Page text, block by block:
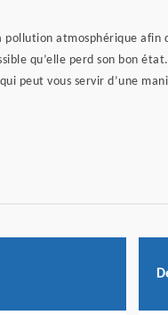
atmosphérique
qu’elle perd son bon
peut vous servir d’une